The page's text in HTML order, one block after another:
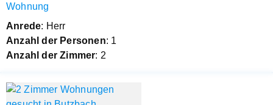
Wohnung
Anrede: Herr
Anzahl der Personen: 1
Anzahl der Zimmer: 2